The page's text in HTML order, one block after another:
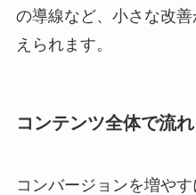
の導線など、小さな改
えられます。
コンテンツ全体で流
コンバージョンを増や